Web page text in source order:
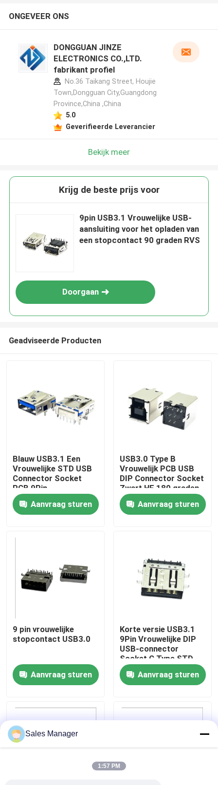
Huis
Ongeveer ons
Fabrieksreis
Kwaliteitscontrole
Verzoek om een Citaat
DIP USB-connector
USB-aansluiting
ONGEVEER ONS
DONGGUAN JINZE
ELECTRONICS CO.,LTD.
fabrikant profiel
No.36 Taikang Street, Houjie
Town,Dongguan City,Guangdong
Province,China ,China
5.0
Geverifieerde Leverancier
Bekijk meer
Krijg de beste prijs voor
9pin USB3.1 Vrouwelijke USB-
aansluiting voor het opladen van
een stopcontact 90 graden RVS
Doorgaan
Geadviseerde Producten
Blauw USB3.1 Een
Vrouwelijke STD USB
Connector Socket
PCB 9Pin
Aanvraag sturen
USB3.0 Type B
Vrouwelijk PCB USB
DIP Connector Socket
Zwart HF 180 graden
T-vorm
Aanvraag sturen
9 pin vrouwelijke
stopcontact USB3.0
Aanvraag sturen
Korte versie USB3.1
9Pin Vrouwelijke DIP
USB-connector
Socket C Type STD
Aanvraag sturen
Sales Manager
1:57 PM